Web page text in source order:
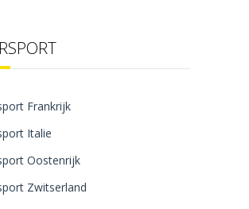
Frankrijk
Italie
Oostenrijk
Zwitserland